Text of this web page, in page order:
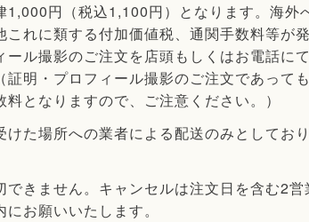
円（税込1,100円）となります。海外
れに類する付加価値税、通関手数料等が
ル撮影のご注文を店頭もしくはお電話に
明・プロフィール撮影のご注文であって
となりますので、ご注意ください。）
た場所への業者による配送のみとしてお
きません。キャンセルは注文日を含む2
お願いいたします。